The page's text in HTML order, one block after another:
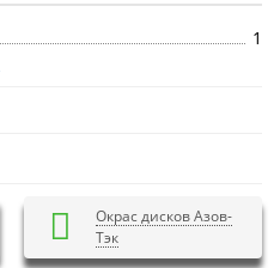
1
Окрас дисков Азов-
Тэк